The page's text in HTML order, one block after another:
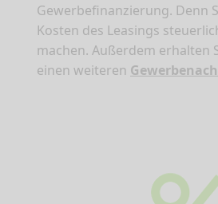
Gewerbefinanzierung. Denn
Kosten des Leasings
machen. Außerdem erhalten
einen weiteren